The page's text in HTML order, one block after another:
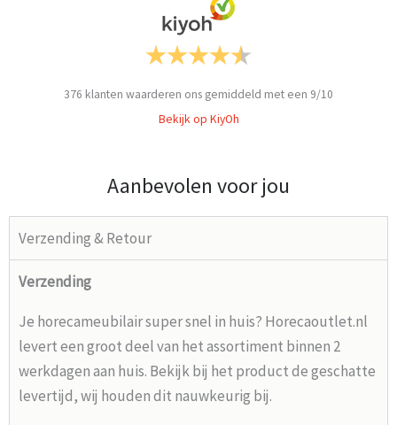
376 klanten waarderen ons gemiddeld met een 9/10
Bekijk op KiyOh
Aanbevolen voor jou
Verzending & Retour
Verzending
Je horecameubilair super snel in huis? Horecaoutlet.nl
levert een groot deel van het assortiment binnen 2
werkdagen aan huis. Bekijk bij het product de geschatte
levertijd, wij houden dit nauwkeurig bij.